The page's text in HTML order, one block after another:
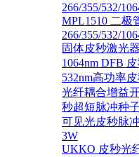
266/355/532/
MPL1510 二极
266/355/532/
固体皮秒激光器
1064nm DFB
532nm高功率
光纤耦合增益
秒超短脉冲种
可见光皮秒脉
3W
UKKO 皮秒光